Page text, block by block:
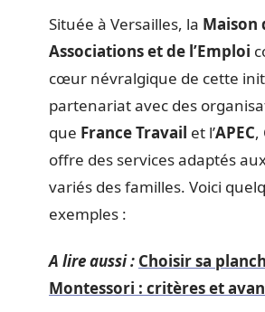
Située à Versailles, la Maison
Associations et de l’Emploi
cœur névralgique de cette
partenariat avec des
que France Travail et l’APEC,
offre des services adaptés
variés des familles. Voici
exemples :
A lire aussi : Choisir sa
Montessori : critères et